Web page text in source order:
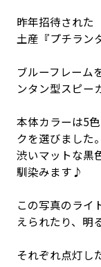
昨年招待された
土産⁡『プチラン
ブルーフレーム
ンタン型スピー
本体カラーは5
クを選びました。
渋いマットな黒
馴染みます♪
この写真のライ
えられたり、明
それぞれ点灯し